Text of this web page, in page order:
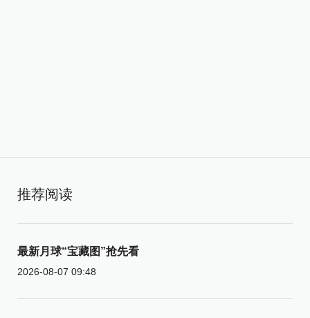
推荐阅读
最新月球“宝藏图”抢先看
2026-08-07 09:48